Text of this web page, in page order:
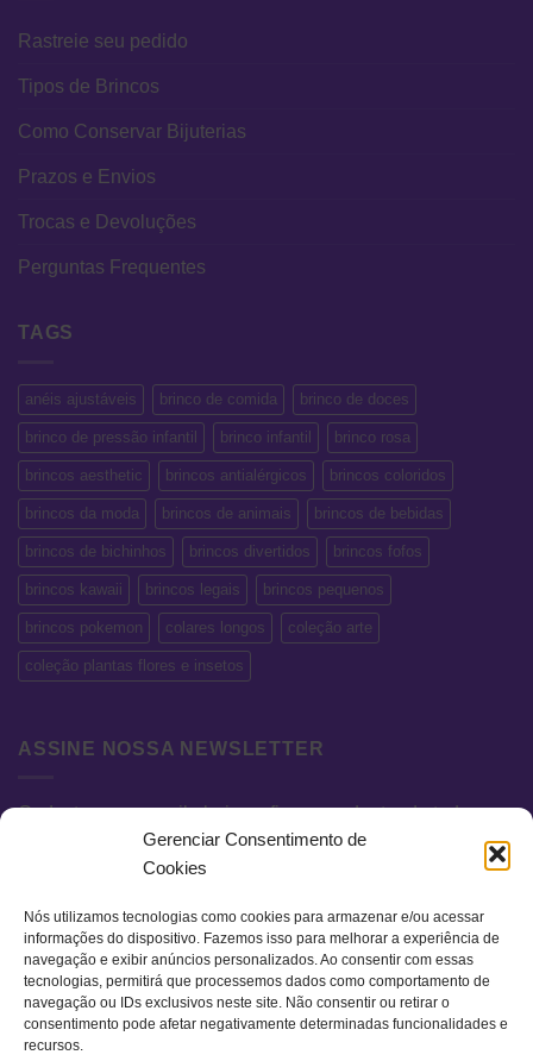
Gerenciar Consentimento de
Cookies
Nós utilizamos tecnologias como cookies para armazenar e/ou acessar
informações do dispositivo. Fazemos isso para melhorar a experiência de
navegação e exibir anúncios personalizados. Ao consentir com essas
tecnologias, permitirá que processemos dados como comportamento de
navegação ou IDs exclusivos neste site. Não consentir ou retirar o
consentimento pode afetar negativamente determinadas funcionalidades e
recursos.
Rastreie seu pedido
Tipos de Brincos
Como Conservar Bijuterias
Prazos e Envios
Trocas e Devoluções
Perguntas Frequentes
TAGS
anéis ajustáveis brinco de comida brinco de doces
brinco de pressão infantil brinco infantil brinco rosa
brincos aesthetic brincos antialérgicos brincos coloridos
brincos da moda brincos de animais brincos de bebidas
brincos de bichinhos brincos divertidos brincos fofos
brincos kawaii brincos legais brincos pequenos
brincos pokemon colares longos coleção arte
coleção plantas flores e insetos
ASSINE NOSSA NEWSLETTER
Cadastre seu e-mail abaixo e fique por dentro de todas as
novidades e promoções exclusivas.